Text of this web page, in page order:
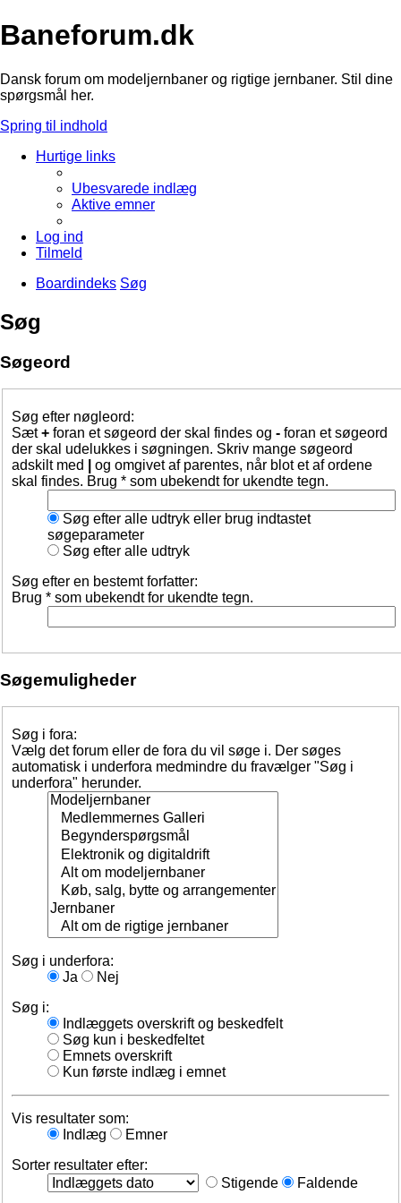
Baneforum.dk
Dansk forum om modeljernbaner og rigtige jernbaner. Stil dine
spørgsmål her.
Spring til indhold
Hurtige links
Ubesvarede indlæg
Aktive emner
Log ind
Tilmeld
Boardindeks Søg
Søg
Søgeord
Søg efter nøgleord:
Sæt+ foran et søgeord der skal findes og - foran et søgeord
der skal udelukkes i søgningen. Skriv mange søgeord
adskilt med
og omgivet af parentes, når blot et af ordene
skal findes. Brug * som ubekendt for ukendte tegn.
Søg efter alle udtryk eller brug indtastet
søgeparameter
Søg efter alle udtryk
Søg efter en bestemt forfatter:
Brug * som ubekendt for ukendte tegn.
Søgemuligheder
Søg i fora:
Vælg det forum eller de fora du vil søge i. Der søges
automatisk i underfora medmindre du fravælger "Søg i
underfora" herunder.
Søg i underfora:
Ja
Nej
Søg i:
Indlæggets overskrift og beskedfelt
Søg kun i beskedfeltet
Emnets overskrift
Kun første indlæg i emnet
Vis resultater som:
Indlæg
Emner
Sorter resultater efter:
Stigende
Faldende